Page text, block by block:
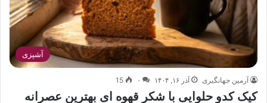
آشپزی
آرمین جهانگیری آذر ۱۶, ۱۴۰۴ ۰ 15
کیک کدو حلوایی با شکر قهوه ای بهترین عصرانه